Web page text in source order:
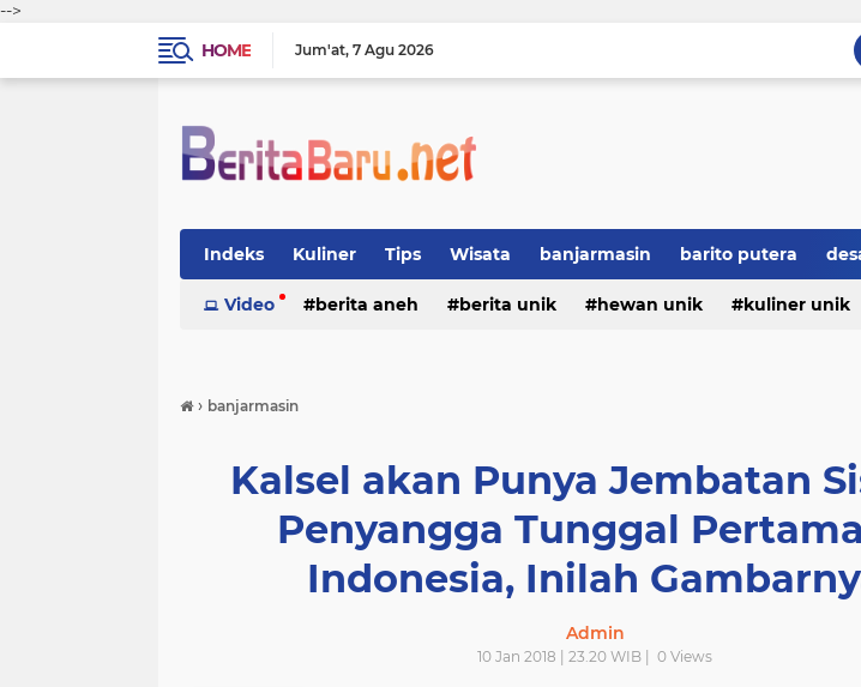
-->
HOME
Jum'at 7 Agu 2026
Indeks Kuliner Tips Wisata banjarmasin barito putera
Video berita aneh berita unik hewan unik kuliner unik
› banjarmasin
Kalsel akan Punya Jembatan
Penyangga Tunggal
Indonesia, Inilah
Admin
10 Jan 2018 | 23.20 WIB | 0 Views